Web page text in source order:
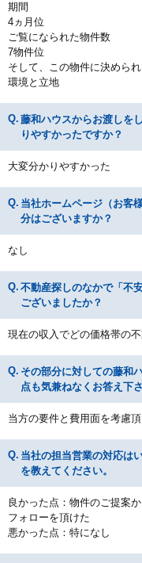
期間
4ヵ月位
ご覧になられた物件数
7物件位
そして、この物件に決めら
環境と立地
藤和ハウスからお渡しを
りやすかったですか？
大変分かりやすかった
当社ホームページ（お客
分はございますか？
なし
不動産探しのなかで「不
ございましたか？
現在の収入でどの価格帯の
その部分に対しての藤和
点も気兼ねなくお答え下さ
当方の要件と費用面を考慮
当社の担当営業の対応は
を教えてください。
良かった点：物件のご提案
フォローを頂けた
悪かった点：特になし